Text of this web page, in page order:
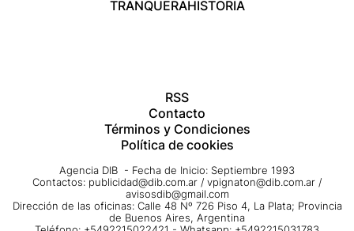
TRANQUERAHISTORIA
RSS
Contacto
Términos y Condiciones
Política de cookies
Agencia DIB - Fecha de Inicio: Septiembre 1993
Contactos: publicidad@dib.com.ar / vpignaton@dib.com.ar /
avisosdib@gmail.com
Dirección de las oficinas: Calle 48 Nº 726 Piso 4, La Plata; Provincia
de Buenos Aires, Argentina